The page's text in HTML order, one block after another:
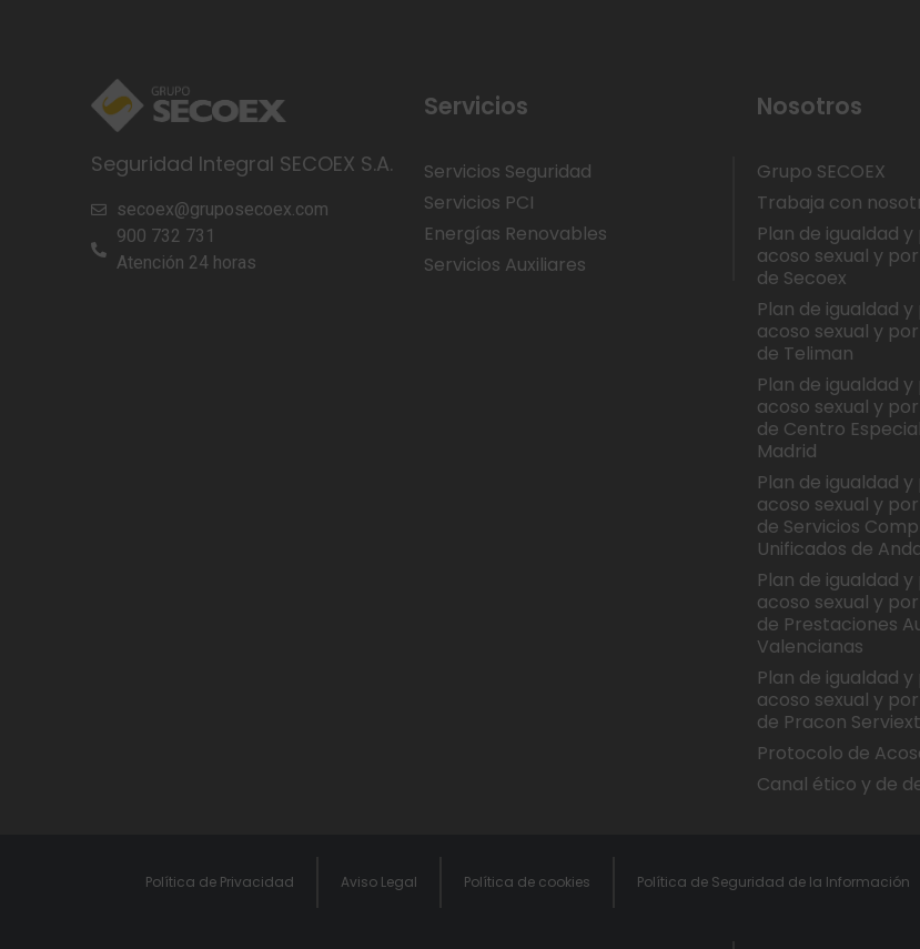
Seguridad Integral SECOEX S.A.
secoex@gruposecoex.com
900 732 731
Atención 24 horas
Servicios
Servicios Seguridad
Servicios PCI
Energías Renovables
Servicios Auxiliares
Nosotros
Grupo SECOEX
Trabaja con
Plan de igualdad
acoso sexual y
de Secoex
Plan de igualdad
acoso sexual y
de Teliman
Plan de igualdad
acoso sexual y
de Centro
Madrid
Plan de igualdad
acoso sexual y
de Servicios
Unificados de
Plan de igualdad
acoso sexual y
de Prestaciones
Valencianas
Plan de igualdad
acoso sexual y
de Pracon Serviext
Protocolo de
Canal ético y de
Política de Privacidad Aviso Legal Política de cookies Política de Seguridad de la Información